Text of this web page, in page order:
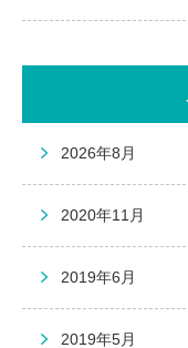
2026年8月
2020年11月
2019年6月
2019年5月